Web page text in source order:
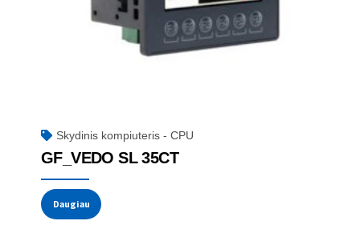
Skydinis kompiuteris - CPU
GF_VEDO SL 35CT
Daugiau